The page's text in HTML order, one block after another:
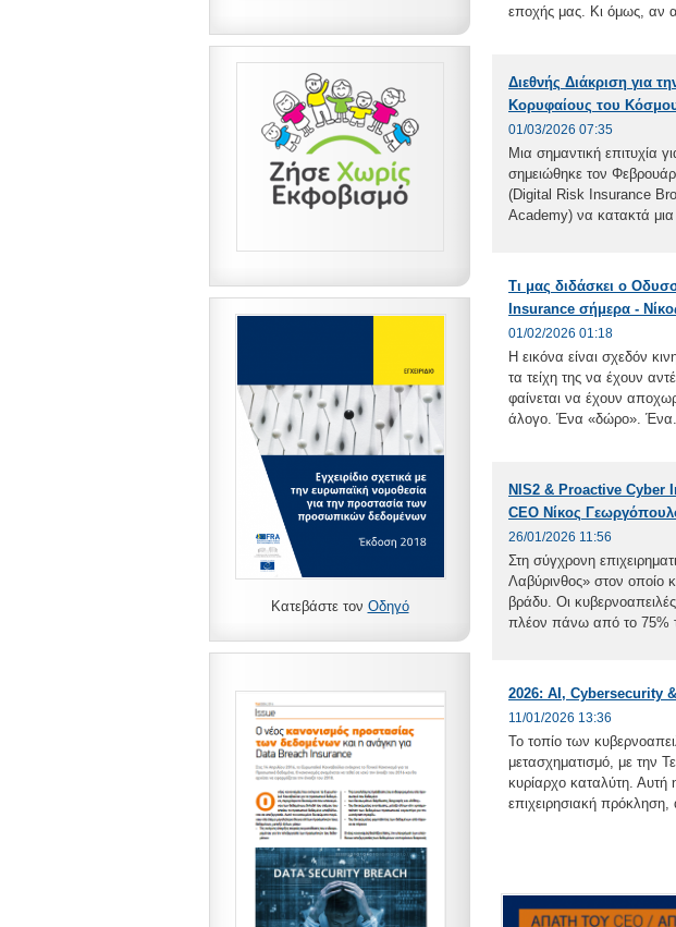
εποχής μας. Κι όμως, αν
Διεθνής Διάκριση για
Κορυφαίους του
01/03/2026 07:35
Μια σημαντική επιτυχία
σημειώθηκε τον
(Digital Risk Insurance
Academy) να κατακτά
Τι μας διδάσκει ο
Insurance σήμερα -
01/02/2026 01:18
Η εικόνα είναι σχεδόν
τα τείχη της να έχουν
φαίνεται να έχουν
άλογο. Ένα «δώρο».
NIS2 & Proactive Cyber
CEO Νίκος
26/01/2026 11:56
Στη σύγχρονη
Λαβύρινθος» στον οποίο
βράδυ. Οι
πλέον πάνω από το 75%
2026: AI, Cybersecurity
11/01/2026 13:36
Το τοπίο των
μετασχηματισμό, με την
κυρίαρχο καταλύτη. Αυτή
επιχειρησιακή
Κατεβάστε τον Οδηγό